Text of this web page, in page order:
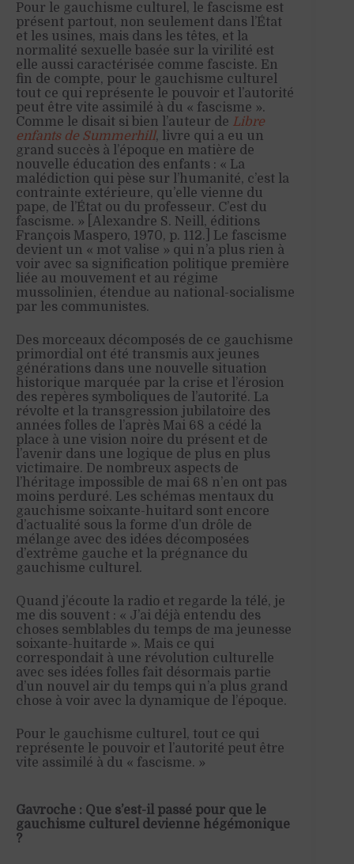
Pour le gauchisme culturel, le fascisme est
présent partout, non seulement dans l’État
et les usines, mais dans les têtes, et la
normalité sexuelle basée sur la virilité est
elle aussi caractérisée comme fasciste. En
fin de compte, pour le gauchisme culturel
tout ce qui représente le pouvoir et l’autorité
peut être vite assimilé à du « fascisme ».
Comme le disait si bien l’auteur de Libre
enfants de Summerhill, livre qui a eu un
grand succès à l’époque en matière de
nouvelle éducation des enfants : « La
malédiction qui pèse sur l’humanité, c’est la
contrainte extérieure, qu’elle vienne du
pape, de l’État ou du professeur. C’est du
fascisme. » [Alexandre S. Neill, éditions
François Maspero, 1970, p. 112.] Le fascisme
devient un « mot valise » qui n’a plus rien à
voir avec sa signification politique première
liée au mouvement et au régime
mussolinien, étendue au national-socialisme
par les communistes.
Des morceaux décomposés de ce gauchisme
primordial ont été transmis aux jeunes
générations dans une nouvelle situation
historique marquée par la crise et l’érosion
des repères symboliques de l’autorité. La
révolte et la transgression jubilatoire des
années folles de l’après Mai 68 a cédé la
place à une vision noire du présent et de
l’avenir dans une logique de plus en plus
victimaire. De nombreux aspects de
l’héritage impossible de mai 68 n’en ont pas
moins perduré. Les schémas mentaux du
gauchisme soixante-huitard sont encore
d’actualité sous la forme d’un drôle de
mélange avec des idées décomposées
d’extrême gauche et la prégnance du
gauchisme culturel.
Quand j’écoute la radio et regarde la télé, je
me dis souvent : « J’ai déjà entendu des
choses semblables du temps de ma jeunesse
soixante-huitarde ». Mais ce qui
correspondait à une révolution culturelle
avec ses idées folles fait désormais partie
d’un nouvel air du temps qui n’a plus grand
chose à voir avec la dynamique de l’époque.
Pour le gauchisme culturel, tout ce qui
représente le pouvoir et l’autorité peut être
vite assimilé à du « fascisme. »
Gavroche : Que s’est-il passé pour que le
gauchisme culturel devienne hégémonique
?